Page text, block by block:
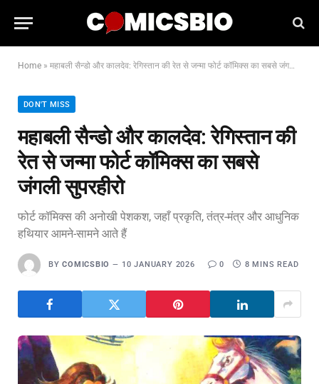
Home » महाबली सैन्डो और कालदेव: रेगिस्तान की रेत से जन्मा फोर्ट कॉमिक्स का सबसे जंगली सुपरहीरो
DON'T MISS
महाबली सैन्डो और कालदेव: रेगिस्तान की
रेत से जन्मा फोर्ट कॉमिक्स का सबसे
जंगली सुपरहीरो
फोर्ट कॉमिक्स की अनोखी पेशकश, जहाँ प्रकृति, तंत्र-मंत्र और आधुनिक
हथियार आमने-सामने आते हैं
BY COMICSBIO 10 JANUARY 2026 0 8 MINS READ